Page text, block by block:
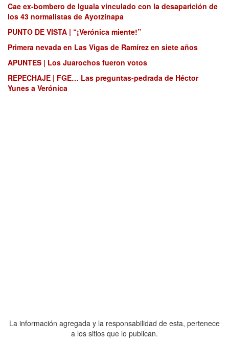
Cae ex-bombero de Iguala vinculado con la desaparición de
los 43 normalistas de Ayotzinapa
PUNTO DE VISTA | “¡Verónica miente!”
Primera nevada en Las Vigas de Ramírez en siete años
APUNTES | Los Juarochos fueron votos
REPECHAJE | FGE… Las preguntas-pedrada de Héctor
Yunes a Verónica
La información agregada y la responsabilidad de esta, pertenece
a los sitios que lo publican.